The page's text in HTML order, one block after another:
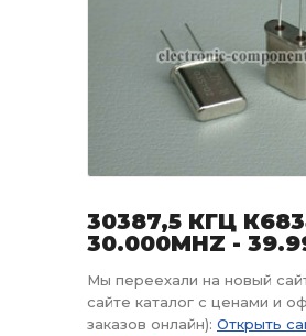
30387,5 КГЦ
30.000MHZ -
Мы переехали на новый
сайте каталог с ценами и
заказов онлайн): Открыть